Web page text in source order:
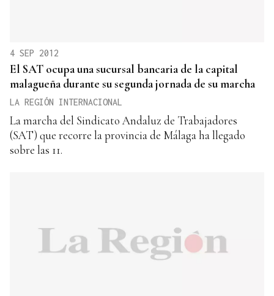
4 SEP 2012
El SAT ocupa una sucursal bancaria de la capital
malagueña durante su segunda jornada de su marcha
LA REGIÓN INTERNACIONAL
La marcha del Sindicato Andaluz de Trabajadores
(SAT) que recorre la provincia de Málaga ha llegado
sobre las 11.